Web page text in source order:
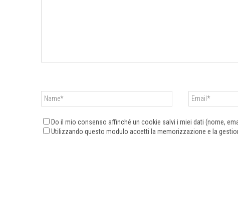
Do il mio consenso affinché un cookie salvi i miei dati (nome,
Utilizzando questo modulo accetti la memorizzazione e la